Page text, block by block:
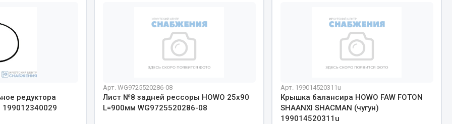
электрика
и переключатели
Запчасти на полуприцепы
Амортизаторы для полуприцепов
Запчасти КамАЗ
Система питания
Система охлаждения
Сцепление
Коробка передач
редуктора
199012340029
Арт. WG9725520286-08
Лист №8 задней рессоры HOWO 25х90
L=900мм WG9725520286-08
Арт. 199014520311u
Крышка балансира HOWO FAW FOTON
SHAANXI SHACMAN (чугун)
199014520311u